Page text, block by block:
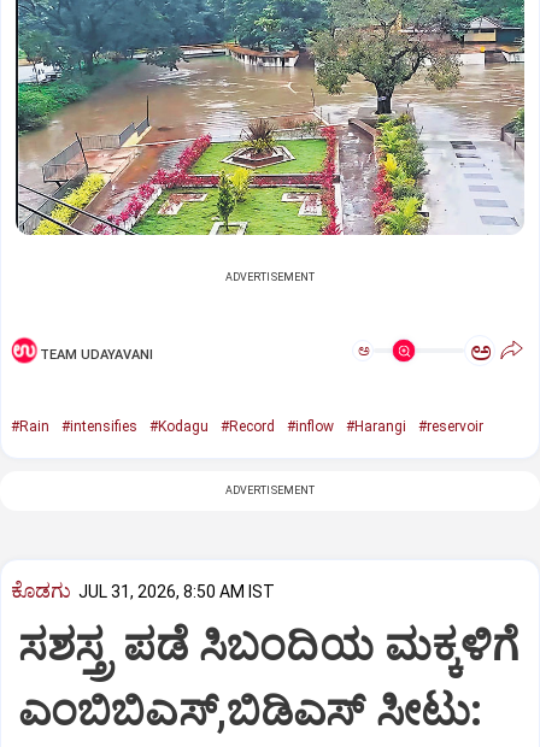
ADVERTISEMENT
TEAM UDAYAVANI ಅ ಅ
#Rain #intensifies #Kodagu #Record #inflow #Harangi #reservoir
ADVERTISEMENT
ಕೊಡಗು JUL 31, 2026, 8:50 AM IST
ಸಶಸ್ತ್ರ ಪಡೆ ಸಿಬಂದಿಯ ಮಕ್ಕಳಿಗೆ
ಎಂಬಿಬಿಎಸ್‌,ಬಿಡಿಎಸ್‌ ಸೀಟು: